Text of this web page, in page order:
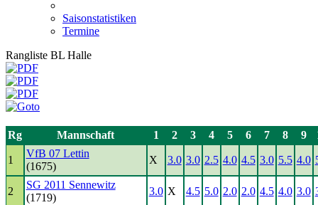
Saisonstatistiken
Termine
Rangliste BL Halle
Rg Mannschaft 1 2 3 4 5 6 7 8 9
1
VfB 07 Lettin
(1675)
X 3.0 3.0 2.5 4.0 4.5 3.0 5.5 4.0
2
SG 2011 Sennewitz
(1719)
3.0 X 4.5 5.0 2.0 2.0 4.5 4.0 3.0